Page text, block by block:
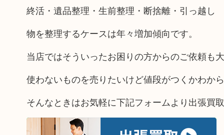
終活・遺品整理・生前整理・断捨離・引っ越し
物を整理するケースは年々増加傾向です。
当店ではそういったお困りの方からのご依頼も大
使わないものを売りたいけど値段がつくかわか
そんなときはお気軽に下記フォームより出張買